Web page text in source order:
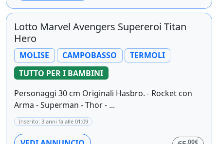
Lotto Marvel Avengers Supereroi Titan
Hero
MOLISE CAMPOBASSO
TERMOLI
TUTTO PER I BAMBINI
Personaggi 30 cm Originali Hasbro. - Rocket con
Arma - Superman - Thor - ...
Inserito: 3 anni fa alle 01:09
,00€